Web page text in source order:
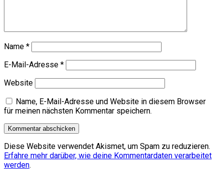
Name *
E-Mail-Adresse *
Website
Name, E-Mail-Adresse und Website in diesem Browser
für meinen nächsten Kommentar speichern.
Diese Website verwendet Akismet, um Spam zu reduzieren.
Erfahre mehr darüber, wie deine Kommentardaten verarbeitet
werden.